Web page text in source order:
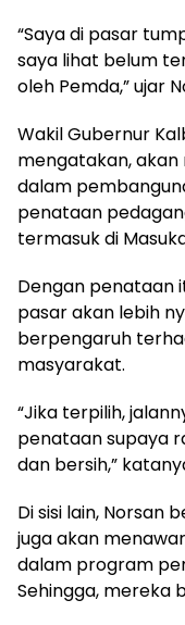
“Saya di pasar
saya lihat belum
oleh Pemda,” ujar
Wakil Gubernur
mengatakan,
dalam
penataan
termasuk di
Dengan penataan
pasar akan lebih
berpengaruh
masyarakat.
“Jika terpilih,
penataan supaya
dan bersih,”
Di sisi lain, Norsan
juga akan
dalam program
Sehingga, mereka